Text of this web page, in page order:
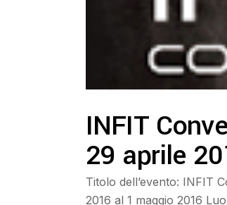
INFIT
29 aprile
Titolo dell’evento: INFIT
2016 al 1 maggio 2016